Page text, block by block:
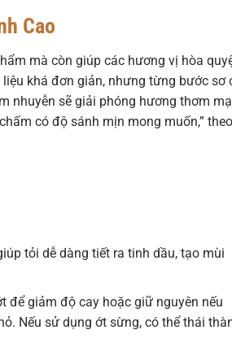
Cao
mà còn giúp các hương vị hòa
khá đơn giản, nhưng từng bước sơ
nhuyễn sẽ giải phóng hương thơm
có độ sánh mịn mong muốn,” theo
tỏi dễ dàng tiết ra tinh dầu, tạo mùi
để giảm độ cay hoặc giữ nguyên nếu
Nếu sử dụng ớt sừng, có thể thái